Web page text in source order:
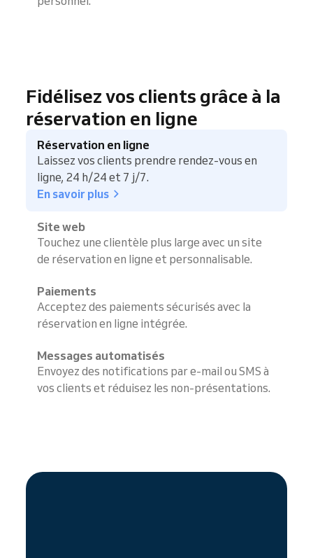
Fidélisez vos clients grâce à la
réservation en ligne
Réservation en ligne
Laissez vos clients prendre rendez-vous en
ligne, 24 h/24 et 7 j/7.
En savoir plus
Site web
Touchez une clientèle plus large avec un site
de réservation en ligne et personnalisable.
Paiements
Acceptez des paiements sécurisés avec la
réservation en ligne intégrée.
Messages automatisés
Envoyez des notifications par e-mail ou SMS à
vos clients et réduisez les non-présentations.